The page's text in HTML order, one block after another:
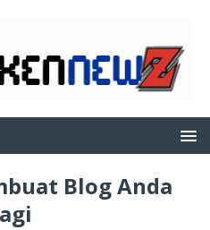
Blog Anda